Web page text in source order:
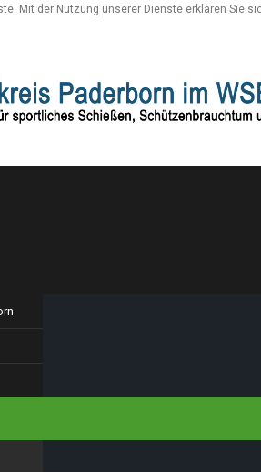
Mit der Nutzung unserer Dienste erklären Sie